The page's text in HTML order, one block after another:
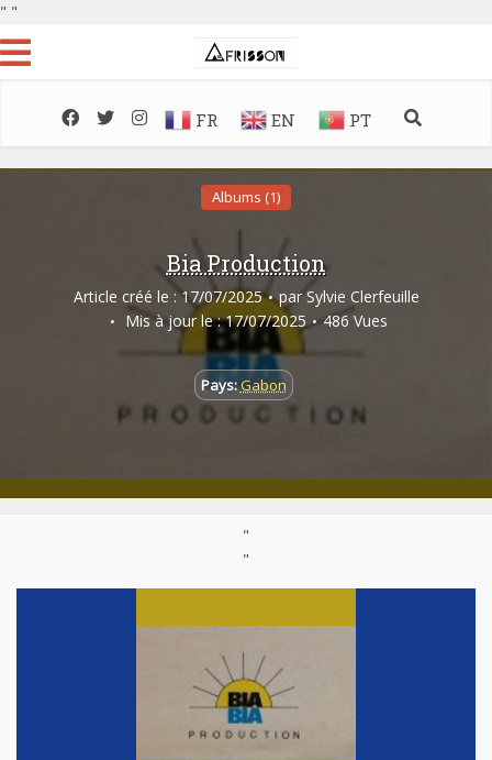
" "
FR EN PT
Albums (1)
Bia Production
Article créé le : 17/07/2025 par Sylvie Clerfeuille
Mis à jour le : 17/07/2025
486 Vues
Pays:Gabon
"
"